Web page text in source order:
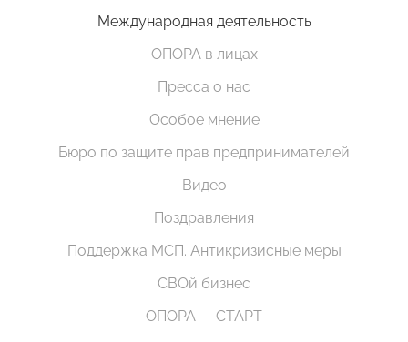
Международная деятельность
ОПОРА в лицах
Пресса о нас
Особое мнение
Бюро по защите прав предпринимателей
Видео
Поздравления
Поддержка МСП. Антикризисные меры
СВОй бизнес
ОПОРА — СТАРТ